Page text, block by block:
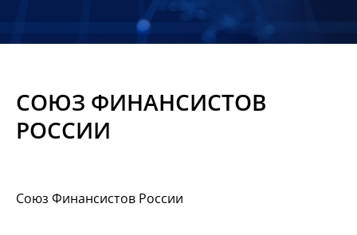
Материалы
СОЮЗ ФИНАНСИСТОВ
РОССИИ
Союз Финансистов России